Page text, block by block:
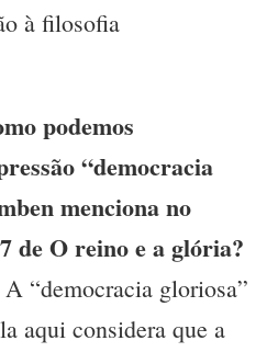
à filosofia
podemos
“democracia
menciona no
de O reino e a glória?
A “democracia gloriosa”
aqui considera que a